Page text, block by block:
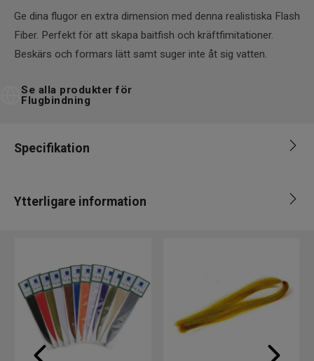
Ge dina flugor en extra dimension med denna realistiska Flash
Fiber. Perfekt för att skapa baitfish och kräftfimitationer.
Beskärs och formars lätt samt suger inte åt sig vatten.
Se alla produkter för
Flugbindning
Specifikation
Ytterligare information
Fly dressing